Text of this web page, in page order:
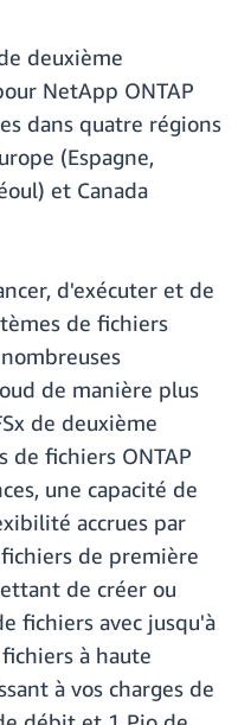
deuxième
NetApp ONTAP
dans quatre régions
(Espagne,
et Canada
d'exécuter et de
de fichiers
de manière plus
de deuxième
de fichiers ONTAP
une capacité de
accrues par
de première
de créer ou
fichiers avec jusqu'à
à haute
à vos charges de